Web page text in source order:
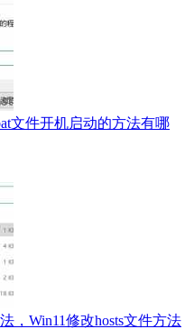
文件开机启动的方法有哪
，Win11修改hosts文件方法